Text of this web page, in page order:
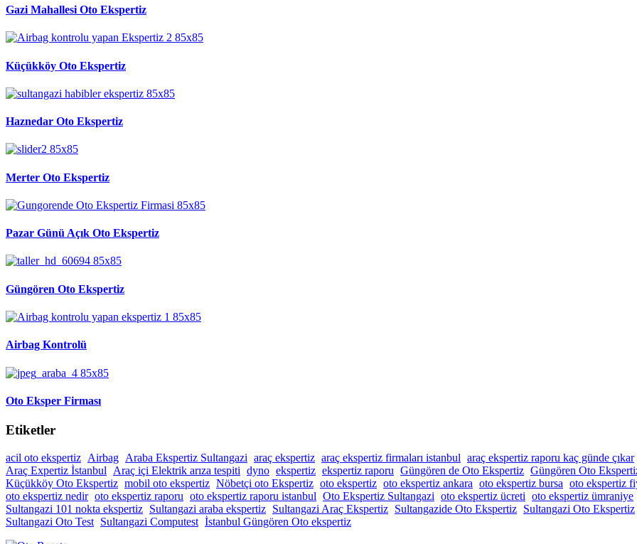
Gazi Mahallesi Oto Ekspertiz
Küçükköy Oto Ekspertiz
Haznedar Oto Ekspertiz
Merter Oto Ekspertiz
Pazar Günü Açık Oto Ekspertiz
Güngören Oto Ekspertiz
Airbag Kontrolü
Oto Eksper Firması
Etiketler
acil oto ekspertiz Airbag Araba Ekspertiz Sultangazi araç ekspertiz araç ekspertiz firmaları istanbul araç ekspertiz raporu kaç günde çıkar
Araç Expertiz İstanbul
Araç içi Elektrik arıza tespiti dyno ekspertiz ekspertiz raporu Güngören de Oto Ekspertiz Güngören Oto
Küçükköy Oto Ekspertiz mobil oto ekspertiz Nöbetçi oto Ekspertiz oto ekspertiz oto ekspertiz ankara oto ekspertiz bursa oto ekspertiz
oto ekspertiz nedir oto ekspertiz raporu oto ekspertiz raporu istanbul Oto Ekspertiz Sultangazi oto ekspertiz ücreti oto ekspertiz ümraniye
Sultangazi 101 nokta ekspertiz Sultangazi araba ekspertiz Sultangazi Araç Ekspertiz Sultangazide Oto Ekspertiz Sultangazi Oto Ekspertiz
Sultangazi Oto Test Sultangazi Computest İstanbul Güngören Oto ekspertiz